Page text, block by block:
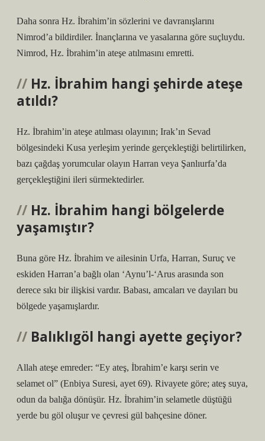
Daha sonra Hz. İbrahim’in sözlerini ve davranışlarını
Nimrod’a bildirdiler. İnançlarına ve yasalarına göre suçluydu.
Nimrod, Hz. İbrahim’in ateşe atılmasını emretti.
Hz. İbrahim hangi şehirde ateşe
atıldı?
Hz. İbrahim’in ateşe atılması olayının; Irak’ın Sevad
bölgesindeki Kusa yerleşim yerinde gerçekleştiği belirtilirken,
bazı çağdaş yorumcular olayın Harran veya Şanlıurfa’da
gerçekleştiğini ileri sürmektedirler.
Hz. İbrahim hangi bölgelerde
yaşamıştır?
Buna göre Hz. İbrahim ve ailesinin Urfa, Harran, Suruç ve
eskiden Harran’a bağlı olan ‘Aynu’l-‘Arus arasında son
derece sıkı bir ilişkisi vardır. Babası, amcaları ve dayıları bu
bölgede yaşamışlardır.
Balıklıgöl hangi ayette geçiyor?
Allah ateşe emreder: “Ey ateş, İbrahim’e karşı serin ve
selamet ol” (Enbiya Suresi, ayet 69). Rivayete göre; ateş suya,
odun da balığa dönüşür. Hz. İbrahim’in selametle düştüğü
yerde bu göl oluşur ve çevresi gül bahçesine döner.